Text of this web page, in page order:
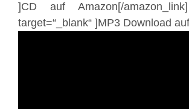
]CD auf Amazon[/
target=“_blank“ ]MP3 Download